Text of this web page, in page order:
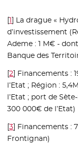
[1] La drague «
d’investissement
Ademe : 1 M€ -
Banque des
[2] Financements :
l’Etat ; Région :
l’Etat ; port de
300 000€ de l’Etat)
[3] Financements :
Frontignan)